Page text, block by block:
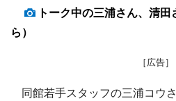
トーク中の三浦さん、清
ら）
［広告］
同館若手スタッフの三浦コウ